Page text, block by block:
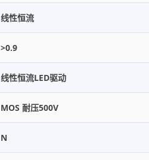
线性恒流
>0.9
线性恒流LED驱动
MOS 耐压500V
N